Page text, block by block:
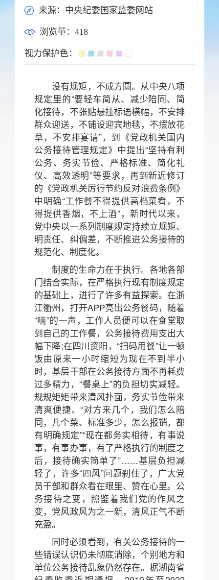
来源：中央纪委国家监委网站
浏览量： 418
视力保护色：
没有规矩，不成方圆。从中央八项
规定里的“要轻车简从、减少陪同、简
化接待，不张贴悬挂标语横幅，不安排
群众迎送，不铺设迎宾地毯，不摆放花
草，不安排宴请”，到《党政机关国内
公务接待管理规定》中提出“坚持有利
公务、务实节俭、严格标准、简化礼
仪、高效透明”等要求，再到新近修订
的《党政机关厉行节约反对浪费条例》
中明确“工作餐不得提供高档菜肴，不
得提供香烟，不上酒”，新时代以来，
党中央以一系列制度规定持续立规矩、
明责任、纠偏差，不断推进公务接待的
规范化、制度化。
制度的生命力在于执行。各地各部
门结合实际，在严格执行现有制度规定
的基础上，进行了许多有益探索。在浙
江衢州，打开APP亮出公务餐码，随着
“嘀”的一声，工作人员便可以在食堂取
到自己的工作餐，公务接待费用支出大
幅下降;在四川资阳，“扫码用餐”让一顿
饭由原来一小时缩短为现在不到半小
时，基层干部在公务接待方面不再耗费
过多精力，“餐桌上”的负担切实减轻。
规规矩矩带来清风扑面，务实节俭带来
清爽便捷。“对方来几个，我们怎么陪
同，几个菜、标准多少，怎么报销，都
有明确规定”“现在都务实相待，有事说
事，有事办事，有了严格执行的制度之
后，接待确实简单了”……基层负担减
轻了，许多“四风”问题刹住了，广大党
员干部和群众看在眼里、赞在心里。公
务接待之变，照鉴着我们党的作风之
变，党风政风为之一新，清风正气不断
充盈。
同时必须看到，有关公务接待的一
些错误认识仍未彻底消除，个别地方和
单位公务接待乱象仍然存在。据湖南省